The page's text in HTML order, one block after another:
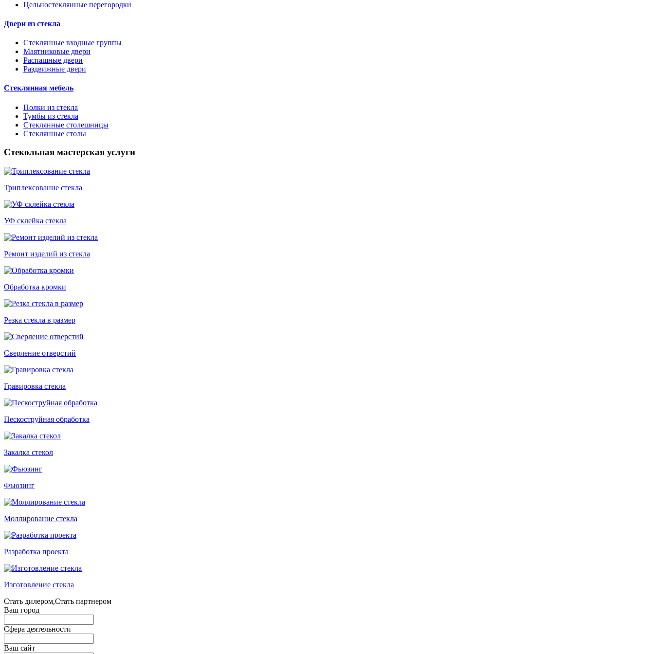
Цельностеклянные перегородки
Двери из стекла
Стеклянные входные группы
Маятниковые двери
Распашные двери
Раздвижные двери
Стеклянная мебель
Полки из стекла
Тумбы из стекла
Стеклянные столешницы
Стеклянные столы
Стекольная мастерская услуги
Триплексование стекла
УФ склейка стекла
Ремонт изделий из стекла
Обработка кромки
Резка стекла в размер
Сверление отверстий
Гравировка стекла
Пескоструйная обработка
Закалка стекол
Фьюзинг
Моллирование стекла
Разработка проекта
Изготовление стекла
Стать дилером,Стать партнером
Ваш город
Сфера деятельности
Ваш сайт